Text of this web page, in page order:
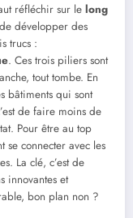
réfléchir sur le long
développer des
trucs :
. Ces trois piliers sont
tout tombe. En
bâtiments qui sont
de faire moins de
Pour être au top
se connecter avec les
La clé, c’est de
innovantes et
bon plan non ?